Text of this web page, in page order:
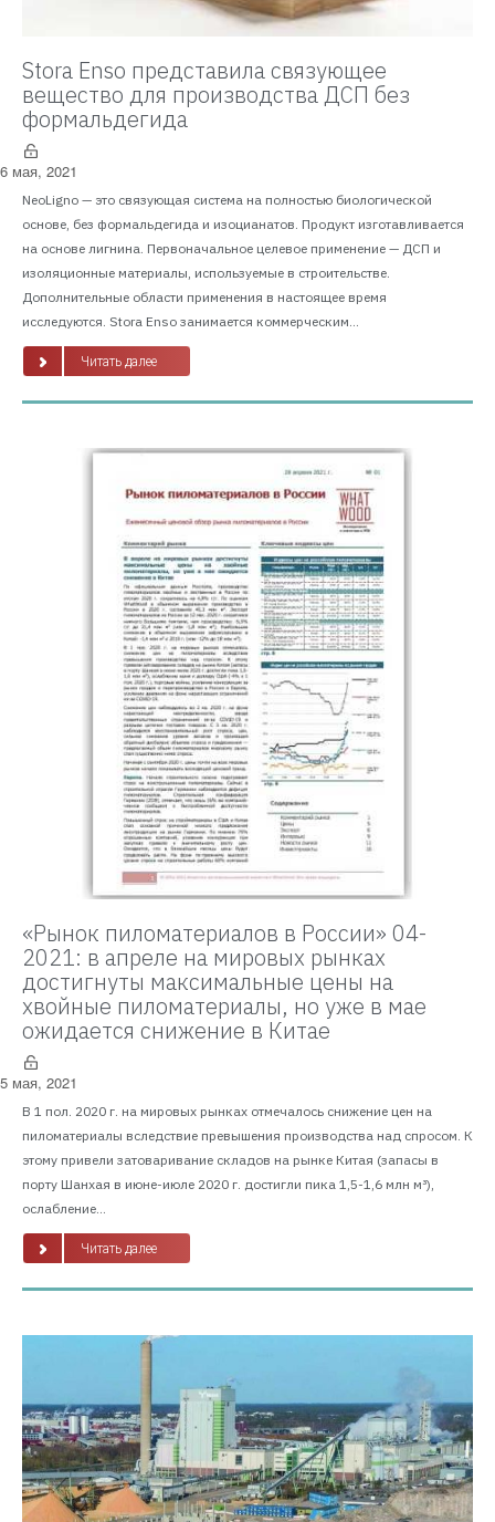
Stora Enso представила связующее
вещество для производства ДСП без
формальдегида
6 мая, 2021
NeoLigno — это связующая система на полностью биологической
основе, без формальдегида и изоцианатов. Продукт изготавливается
на основе лигнина. Первоначальное целевое применение — ДСП и
изоляционные материалы, используемые в строительстве.
Дополнительные области применения в настоящее время
исследуются. Stora Enso занимается коммерческим...
Читать далее
«Рынок пиломатериалов в России» 04-
2021: в апреле на мировых рынках
достигнуты максимальные цены на
хвойные пиломатериалы, но уже в мае
ожидается снижение в Китае
5 мая, 2021
В 1 пол. 2020 г. на мировых рынках отмечалось снижение цен на
пиломатериалы вследствие превышения производства над спросом. К
этому привели затоваривание складов на рынке Китая (запасы в
порту Шанхая в июне-июле 2020 г. достигли пика 1,5-1,6 млн м³),
ослабление...
Читать далее